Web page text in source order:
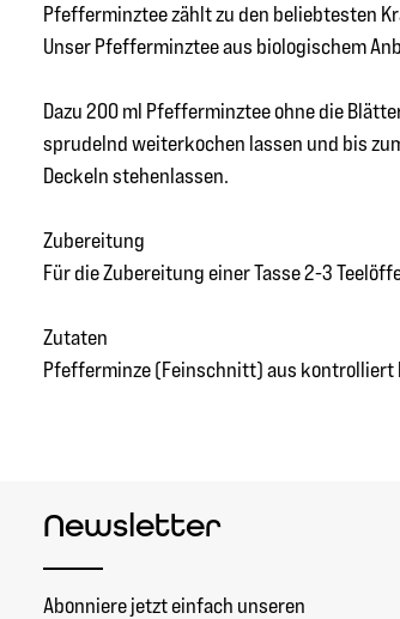
Pfefferminztee zählt zu den beliebtesten
Unser Pfefferminztee aus biologischem
Dazu 200 ml Pfefferminztee ohne die
sprudelnd weiterkochen lassen und bis
Deckeln stehenlassen.
Zubereitung
Für die Zubereitung einer Tasse 2-3
Zutaten
Pfefferminze (Feinschnitt) aus kontrolliert
Newsletter
Abonniere jetzt einfach unseren